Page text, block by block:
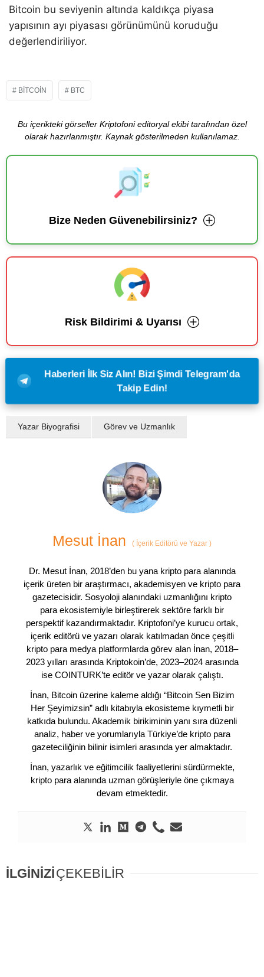
Bitcoin bu seviyenin altında kaldıkça piyasa
yapısının ayı piyasası görünümünü koruduğu
değerlendiriliyor.
BITCOIN BTC
Bu içerikteki görseller Kriptofoni editoryal ekibi tarafından özel
olarak hazırlanmıştır. Kaynak gösterilmeden kullanılamaz.
Bize Neden Güvenebilirsiniz?
Risk Bildirimi & Uyarısı
Haberleri İlk Siz Alın! Bizi Şimdi Telegram'da
Takip Edin!
Yazar Biyografisi Görev ve Uzmanlık
Mesut İnan ( İçerik Editörü ve Yazar )
Dr. Mesut İnan, 2018’den bu yana kripto para alanında
içerik üreten bir araştırmacı, akademisyen ve kripto para
gazetecisidir. Sosyoloji alanındaki uzmanlığını kripto
para ekosistemiyle birleştirerek sektöre farklı bir
perspektif kazandırmaktadır. Kriptofoni’ye kurucu ortak,
içerik editörü ve yazarı olarak katılmadan önce çeşitli
kripto para medya platformlarda görev alan İnan, 2018–
2023 yılları arasında Kriptokoin’de, 2023–2024 arasında
ise COINTURK’te editör ve yazar olarak çalıştı.
İnan, Bitcoin üzerine kaleme aldığı “Bitcoin Sen Bizim
Her Şeyimizsin” adlı kitabıyla ekosisteme kıymetli bir
katkıda bulundu. Akademik birikiminin yanı sıra düzenli
analiz, haber ve yorumlarıyla Türkiye’de kripto para
gazeteciliğinin bilinir isimleri arasında yer almaktadır.
İnan, yazarlık ve eğitimcilik faaliyetlerini sürdürmekte,
kripto para alanında uzman görüşleriyle öne çıkmaya
devam etmektedir.
İLGİNİZİÇEKEBİLİR